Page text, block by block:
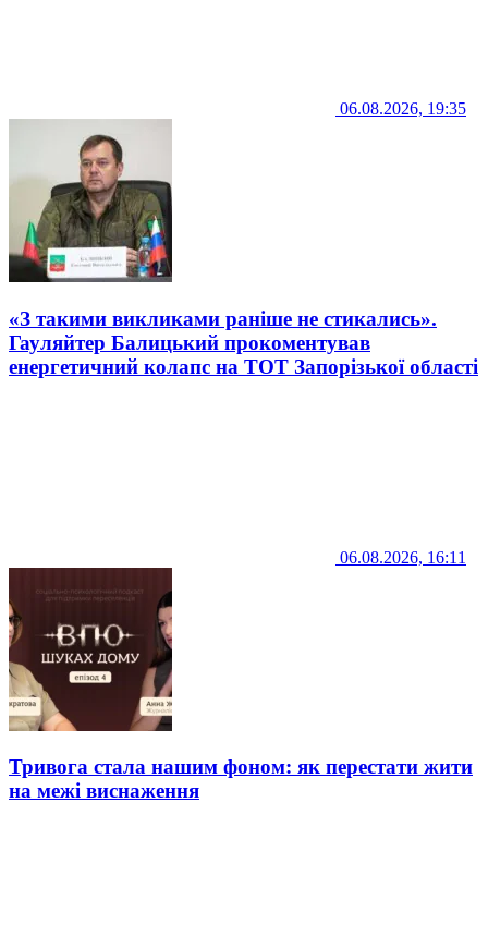
06.08.2026, 19:35
«З такими викликами раніше не стикались».
Гауляйтер Балицький прокоментував
енергетичний колапс на ТОТ Запорізької області
06.08.2026, 16:11
Тривога стала нашим фоном: як перестати жити
на межі виснаження